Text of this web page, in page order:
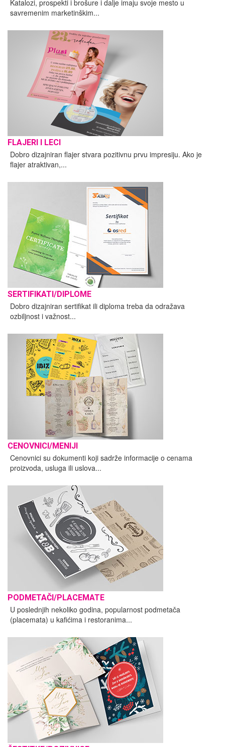
Katalozi, prospekti i brošure i dalje imaju svoje mesto u
savremenim marketinškim...
FLAJERI I LECI
Dobro dizajniran flajer stvara pozitivnu prvu impresiju. Ako je
flajer atraktivan,...
SERTIFIKATI/DIPLOME
Dobro dizajniran sertifikat ili diploma treba da odražava
ozbiljnost i važnost...
CENOVNICI/MENIJI
Cenovnici su dokumenti koji sadrže informacije o cenama
proizvoda, usluga ili uslova...
PODMETAČI/PLACEMATE
U poslednjih nekoliko godina, popularnost podmetača
(placemata) u kafićima i restoranima...